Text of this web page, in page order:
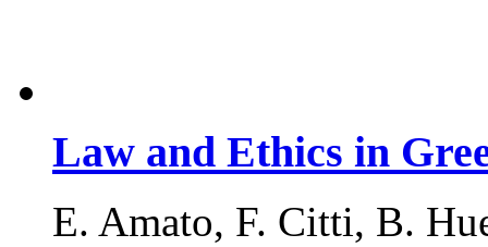
Law and Ethics in
E. Amato, F. Citti, B.